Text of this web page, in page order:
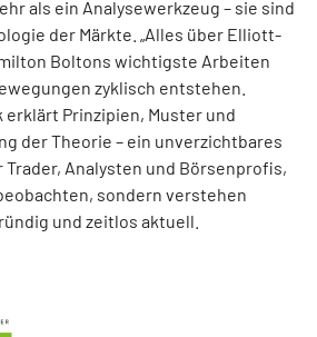
als ein Analysewerkzeug – sie sind
der Märkte. „Alles über Elliott-
Boltons wichtigste Arbeiten
zyklisch entstehen.
erklärt Prinzipien, Muster und
der Theorie – ein unverzichtbares
Analysten und Börsenprofis,
sondern verstehen
und zeitlos aktuell.